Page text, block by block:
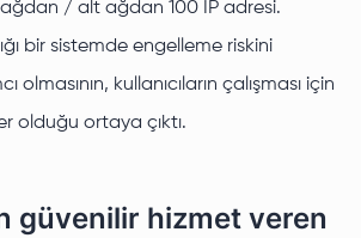
ağdan / alt ağdan 100 IP adresi.
bir sistemde engelleme riskini
olmasının, kullanıcıların çalışması için
olduğu ortaya çıktı.
güvenilir hizmet veren